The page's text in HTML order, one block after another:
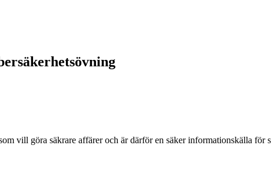
vill göra säkrare affärer och är därför en säker informationskälla för